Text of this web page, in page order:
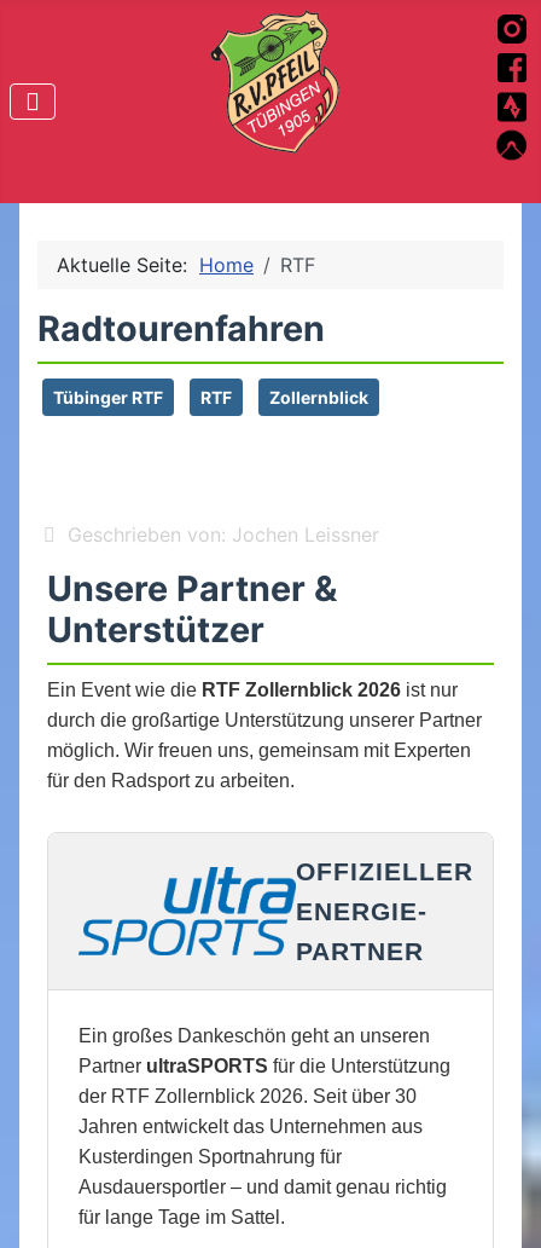
Aktuelle Seite: Home RTF
Radtourenfahren
Tübinger RTF RTF Zollernblick
Geschrieben von: Jochen Leissner
Unsere Partner &
Unterstützer
Ein Event wie die RTF Zollernblick 2026 ist nur
durch die großartige Unterstützung unserer Partner
möglich. Wir freuen uns, gemeinsam mit Experten
für den Radsport zu arbeiten.
OFFIZIELLER
ENERGIE-
PARTNER
Ein großes Dankeschön geht an unseren
Partner ultraSPORTS für die Unterstützung
der RTF Zollernblick 2026. Seit über 30
Jahren entwickelt das Unternehmen aus
Kusterdingen Sportnahrung für
Ausdauersportler – und damit genau richtig
für lange Tage im Sattel.